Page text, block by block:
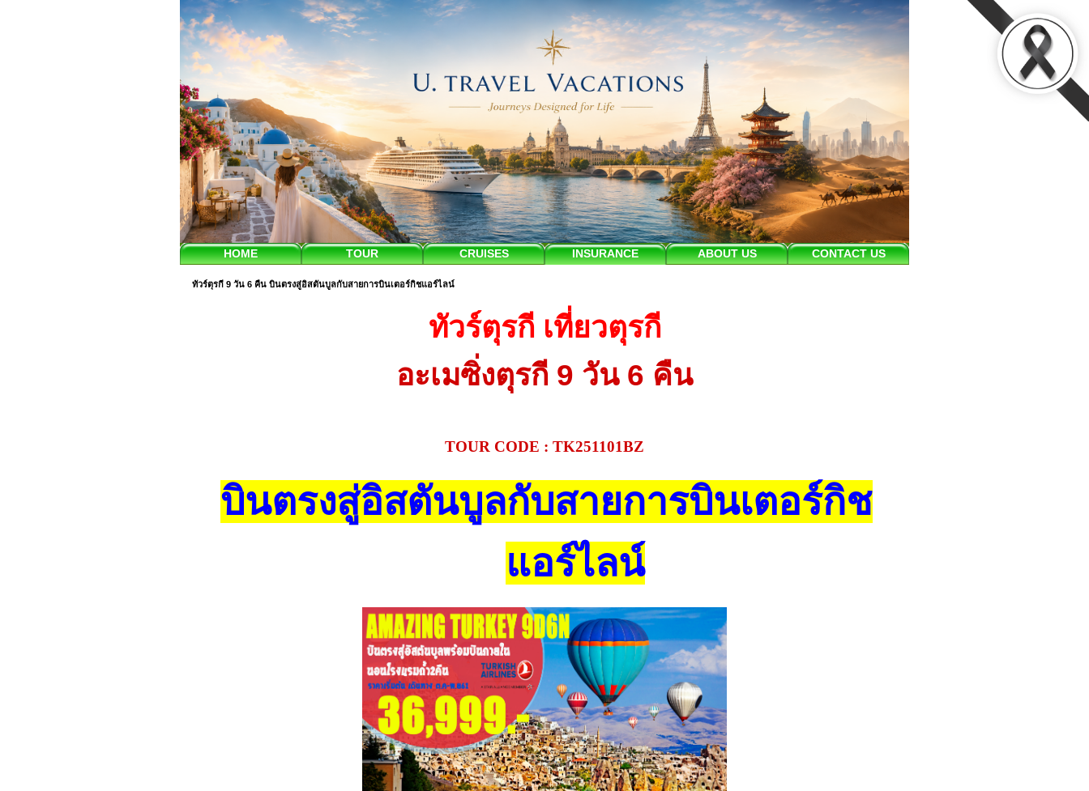
HOME TOUR CRUISES INSURANCE ABOUT US CONTACT US
ทัวร์ตุรกี 9 วัน 6 คืน บินตรงสู่อิสตันบูลกับสายการบินเตอร์กิชแอร์ไลน์
ทัวร์ตุรกี เที่ยวตุรกี
อะเมซิ่งตุรกี 9 วัน 6 คืน
TOUR CODE : TK251101BZ
บินตรงสู่อิสตันบูลกับสายการบินเตอร์กิช
แอร์ไลน์